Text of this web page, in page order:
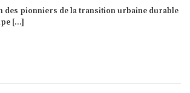
DE GAZ
2022, le ministre de l’Énergie, Claude